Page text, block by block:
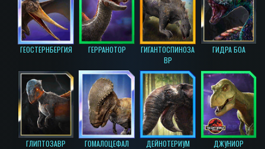
ГЕОСТЕРНБЕРГИЯ ГЕРРАНОТОР
ГИГАНТОСПИНОЗА
ВР
ГИДРА БОА
ГЛИПТОЗАВР ГОМАЛОЦЕФАЛ ДЕЙНОТЕРИУМ ДЖУНИОР